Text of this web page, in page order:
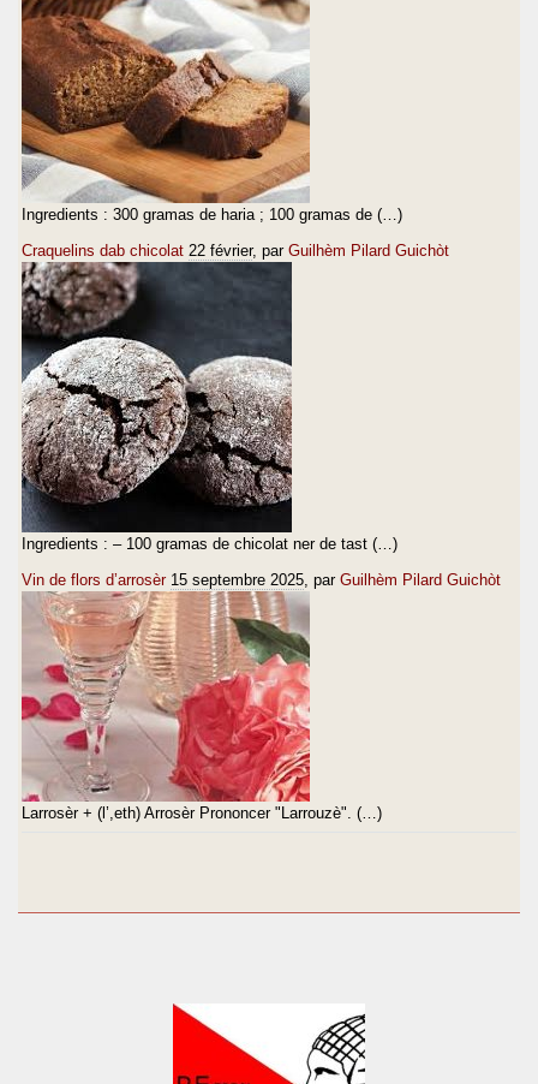
Ingredients : 300 gramas de haria ; 100 gramas de (…)
Craquelins dab chicolat 22 février, par Guilhèm Pilard Guichòt
Ingredients : – 100 gramas de chicolat ner de tast (…)
Vin de flors d’arrosèr 15 septembre 2025 , par Guilhèm Pilard Guichòt
Larrosèr + (l’,eth) Arrosèr Prononcer "Larrouzè". (…)